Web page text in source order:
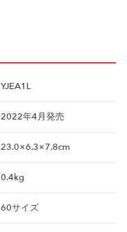
YJEA1L
2022年4月発売
23.0×6.3×7.8cm
0.4kg
60サイズ